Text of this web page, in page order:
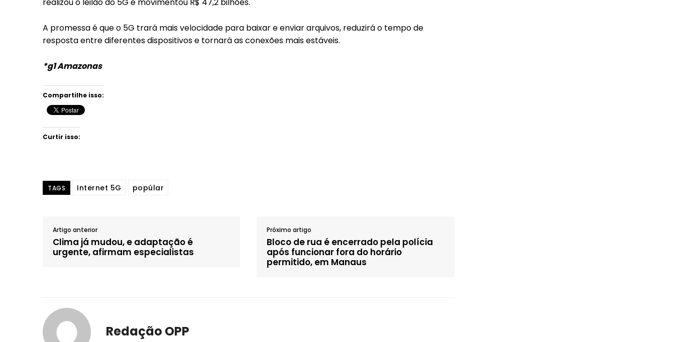
A promessa é que o 5G trará mais velocidade para baixar e enviar arquivos, reduzirá o tempo de
resposta entre diferentes dispositivos e tornará as conexões mais estáveis.
*g1 Amazonas
Compartilhe isso:
Curtir isso:
TAGS Internet 5G popúlar
Artigo anterior
Clima já mudou, e adaptação é
urgente, afirmam especialistas
Próximo artigo
Bloco de rua é encerrado pela polícia
após funcionar fora do horário
permitido, em Manaus
Redação OPP